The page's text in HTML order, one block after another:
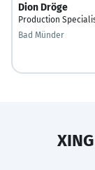
Dion Dröge
Production
Bad Münder